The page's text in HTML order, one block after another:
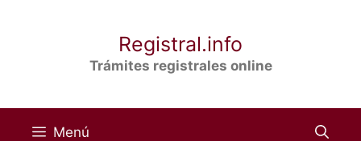
Registral.info
Trámites registrales online
Menú